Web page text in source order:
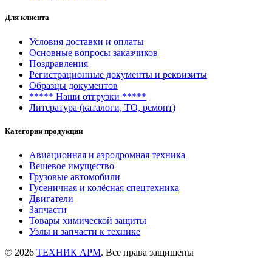
Для клиента
Условия доставки и оплаты
Основные вопросы заказчиков
Поздравления
Регистрационные документы и реквизиты
Образцы документов
***** Наши отгрузки *****
Литература (каталоги, ТО, ремонт)
Категории продукции
Авиационная и аэродромная техника
Вещевое имущество
Грузовые автомобили
Гусеничная и колёсная спецтехника
Двигатели
Запчасти
Товары химической защиты
Узлы и запчасти к технике
© 2026 ТЕХНИК АРМ. Все права защищены